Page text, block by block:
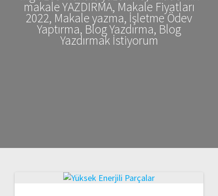
makale YAZDIRMA, Makale Fiyatları
2022, Makale yazma, İşletme Ödev
Yaptırma, Blog Yazdırma, Blog
Yazdırmak İstiyorum